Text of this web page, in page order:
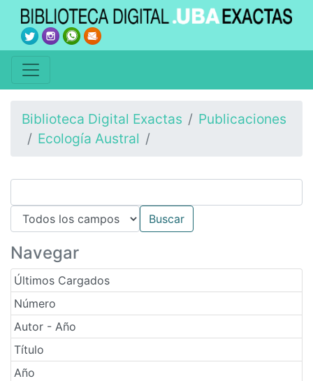
Biblioteca Digital Exactas
Publicaciones
Ecología Austral
Navegar
Últimos Cargados
Número
Autor - Año
Título
Año